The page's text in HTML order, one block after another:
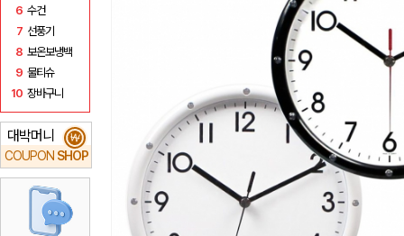
6 수건
7 선풍기
8 보온보냉백
9 물티슈
10 장바구니
대박머니
COUPON SHOP
₩